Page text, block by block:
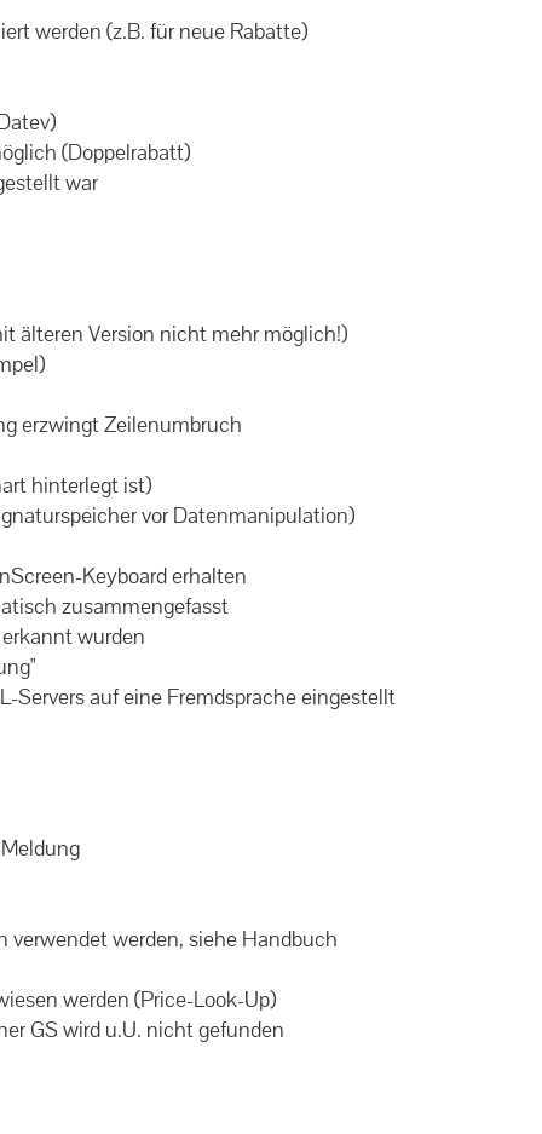
werden (z.B. für neue Rabatte)
(Doppelrabatt)
war
älteren Version nicht mehr möglich!)
erzwingt Zeilenumbruch
hinterlegt ist)
vor Datenmanipulation)
Keyboard erhalten
zusammengefasst
wurden
Servers auf eine Fremdsprache eingestellt
verwendet werden, siehe Handbuch
werden (Price-Look-Up)
GS wird u.U. nicht gefunden